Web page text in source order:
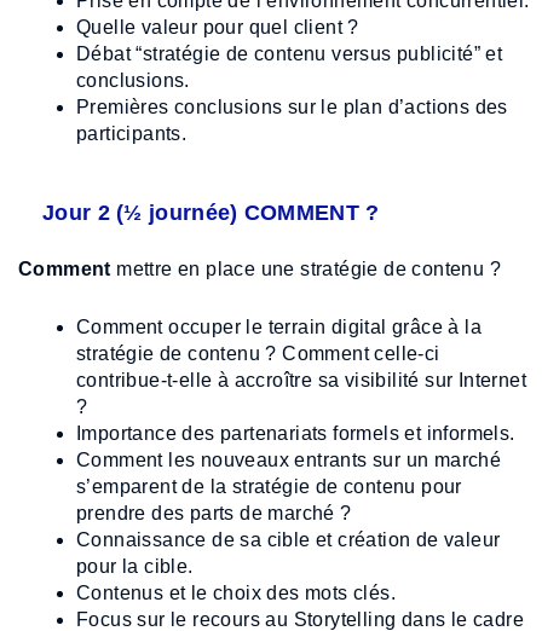
Quelle valeur pour quel client ?
Débat “stratégie de contenu versus publicité” et
conclusions.
Premières conclusions sur le plan d’actions des
participants.
Jour 2 (½ journée) COMMENT ?
Comment mettre en place une stratégie de contenu ?​
Comment occuper le terrain digital grâce à la
stratégie de contenu ? Comment celle-ci
contribue-t-elle à accroître sa visibilité sur Internet
?
Importance des partenariats formels et informels.
Comment les nouveaux entrants sur un marché
s’emparent de la stratégie de contenu pour
prendre des parts de marché ?
Connaissance de sa cible et création de valeur
pour la cible.
Contenus et le choix des mots clés.
Focus sur le recours au Storytelling dans le cadre